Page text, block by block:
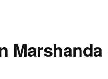
Marshanda